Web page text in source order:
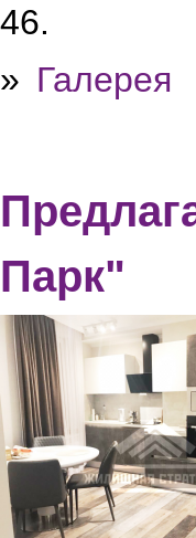
46.
» Галерея
Парк"